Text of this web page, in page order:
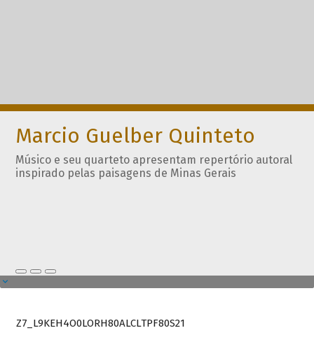
Marcio Guelber Quinteto
Músico e seu quarteto apresentam repertório autoral
inspirado pelas paisagens de Minas Gerais
Z7_L9KEH4O0LORH80ALCLTPF80S21